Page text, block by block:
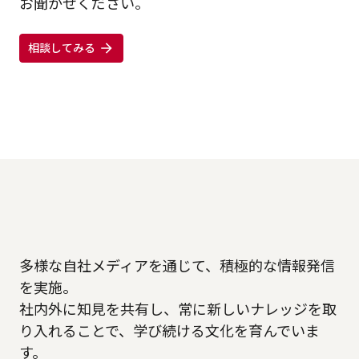
お聞かせください。
相談してみる
多様な自社メディアを通じて、積極的な情報発信
を実施。
社内外に知見を共有し、常に新しいナレッジを取
り入れることで、学び続ける文化を育んでいま
す。